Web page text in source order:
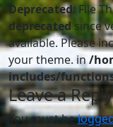
Deprecated: File
deprecatedsince
available. Please
your theme. in/
includes/
Leave a Reply
You must be